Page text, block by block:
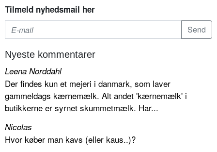
Tilmeld nyhedsmail her
Nyeste kommentarer
Leena Norddahl
Der findes kun et mejeri i danmark, som laver
gammeldags kærnemælk. Alt andet 'kærnemælk' i
butikkerne er syrnet skummetmælk. Har...
Nicolas
Hvor køber man kavs (eller kaus..)?